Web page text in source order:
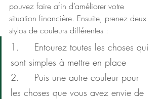
pouvez faire afin d’améliorer votre
situation financière. Ensuite, prenez deux
stylos de couleurs différentes :
1.     Entourez toutes les choses qui
sont simples à mettre en place
2.     Puis une autre couleur pour
les choses que vous avez envie de